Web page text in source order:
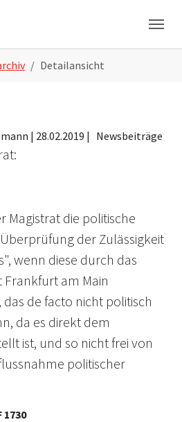
Detailansicht
| 28.02.2019 | Newsbeiträge
Magistrat die politische
der Zulässigkeit
wenn diese durch das
am Main
de facto nicht politisch
da es direkt dem
ist, und so nicht frei von
politischer
1730